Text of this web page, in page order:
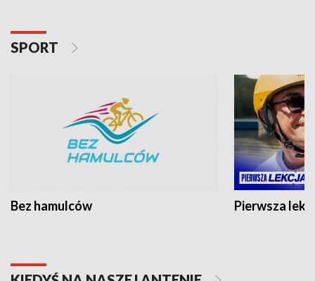
SPORT
Bez hamulców Pierwsza